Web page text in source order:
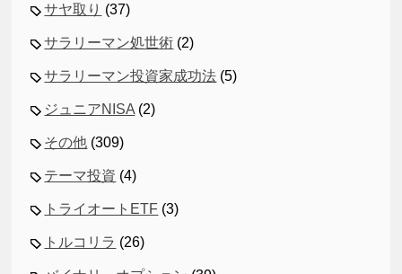
サヤ取り (37)
サラリーマン処世術 (2)
サラリーマン投資家成功法 (5)
ジュニアNISA (2)
その他 (309)
テーマ投資 (4)
トライオートETF (3)
トルコリラ (26)